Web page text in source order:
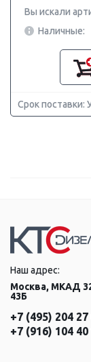
Вы искали
Наличные:
Срок поставки:
Наш адрес:
Москва, МКАД
43Б
+7 (495) 204 27
+7 (916) 104 40